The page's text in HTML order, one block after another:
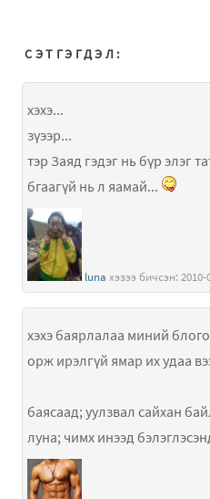
СЭТГЭГДЭЛ:
хэхэ...
зүээр...
тэр Заяд гэдэг нь бүр элэг
бгаагүй нь л яамай...
luna
хэхэ баярлалаа миний блогоор
орж ирэлгүй ямар их удаа
баясаад; уулзвал сайхан
луна; чимх инээд